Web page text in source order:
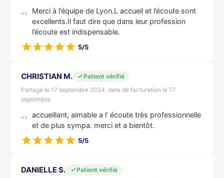
Merci à l’équipe de Lyon.L accueil et l’écoute sont
excellents.Il faut dire que dans leur profession
l’écoute est indispensable.
5/5
CHRISTIAN M.
Patient vérifié
Partagé le 17 septembre 2024, date de facturation le 17
septembre
accueillant, aimable a l' écoute très professionnelle
et de plus sympa. merci et a bientôt.
5/5
DANIELLE S.
Patient vérifié